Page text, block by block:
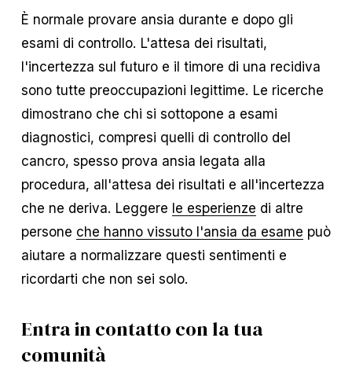
È normale provare ansia durante e dopo gli
esami di controllo. L'attesa dei risultati,
l'incertezza sul futuro e il timore di una recidiva
sono tutte preoccupazioni legittime. Le ricerche
dimostrano che chi si sottopone a esami
diagnostici, compresi quelli di controllo del
cancro, spesso prova ansia legata alla
procedura, all'attesa dei risultati e all'incertezza
che ne deriva. Leggere le esperienze di altre
persone che hanno vissuto l'ansia da esame può
aiutare a normalizzare questi sentimenti e
ricordarti che non sei solo.
Entra in contatto con la tua
comunità